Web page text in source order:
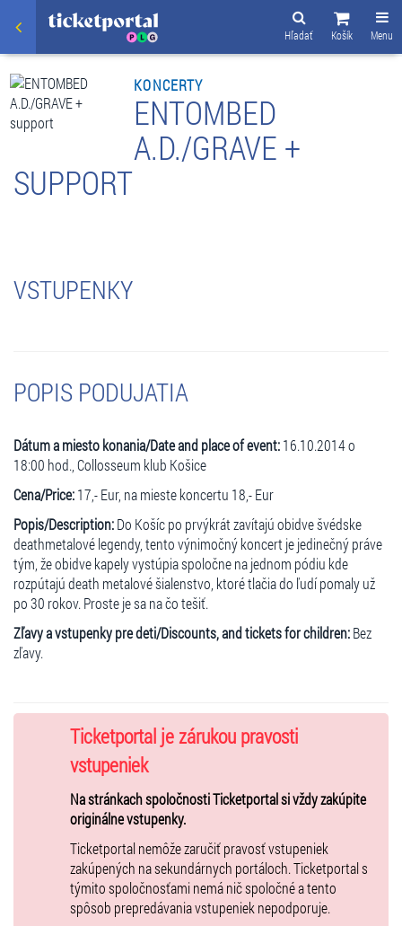
Menu
Košík
Hľadať
KONCERTY
ENTOMBED
A.D./GRAVE +
SUPPORT
VSTUPENKY
POPIS PODUJATIA
Dátum a miesto konania/Date and place of event:16.10.2014 o
18:00 hod., Collosseum klub Košice
Cena/Price:17,- Eur, na mieste koncertu 18,- Eur
Popis/Description:Do Košíc po prvýkrát zavítajú obidve švédske
deathmetalové legendy, tento výnimočný koncert je jedinečný práve
tým, že obidve kapely vystúpia spoločne na jednom pódiu kde
rozpútajú death metalové šialenstvo, ktoré tlačia do ľudí pomaly už
po 30 rokov. Proste je sa na čo tešiť.
Zľavy a vstupenky pre deti/Discounts, and tickets for children:Bez
zľavy.
Ticketportal je zárukou pravosti
vstupeniek
Na stránkach spoločnosti Ticketportal si vždy zakúpite
originálne vstupenky.
Ticketportal nemôže zaručiť pravosť vstupeniek
zakúpených na sekundárnych portáloch. Ticketportal s
týmito spoločnosťami nemá nič spoločné a tento
spôsob prepredávania vstupeniek nepodporuje.